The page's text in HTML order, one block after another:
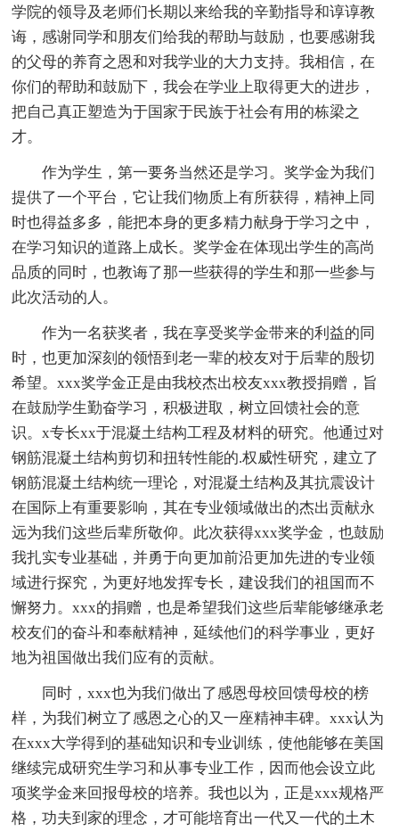
学院的领导及老师们长期以来给我的辛勤指导和谆谆教
诲，感谢同学和朋友们给我的帮助与鼓励，也要感谢我
的父母的养育之恩和对我学业的大力支持。我相信，在
你们的帮助和鼓励下，我会在学业上取得更大的进步，
把自己真正塑造为于国家于民族于社会有用的栋梁之
才。
作为学生，第一要务当然还是学习。奖学金为我们
提供了一个平台，它让我们物质上有所获得，精神上同
时也得益多多，能把本身的更多精力献身于学习之中，
在学习知识的道路上成长。奖学金在体现出学生的高尚
品质的同时，也教诲了那一些获得的学生和那一些参与
此次活动的人。
作为一名获奖者，我在享受奖学金带来的利益的同
时，也更加深刻的领悟到老一辈的校友对于后辈的殷切
希望。xxx奖学金正是由我校杰出校友xxx教授捐赠，旨
在鼓励学生勤奋学习，积极进取，树立回馈社会的意
识。x专长xx于混凝土结构工程及材料的研究。他通过对
钢筋混凝土结构剪切和扭转性能的.权威性研究，建立了
钢筋混凝土结构统一理论，对混凝土结构及其抗震设计
在国际上有重要影响，其在专业领域做出的杰出贡献永
远为我们这些后辈所敬仰。此次获得xxx奖学金，也鼓励
我扎实专业基础，并勇于向更加前沿更加先进的专业领
域进行探究，为更好地发挥专长，建设我们的祖国而不
懈努力。xxx的捐赠，也是希望我们这些后辈能够继承老
校友们的奋斗和奉献精神，延续他们的科学事业，更好
地为祖国做出我们应有的贡献。
同时，xxx也为我们做出了感恩母校回馈母校的榜
样，为我们树立了感恩之心的又一座精神丰碑。xxx认为
在xxx大学得到的基础知识和专业训练，使他能够在美国
继续完成研究生学习和从事专业工作，因而他会设立此
项奖学金来回报母校的培养。我也以为，正是xxx规格严
格，功夫到家的理念，才可能培育出一代又一代的土木